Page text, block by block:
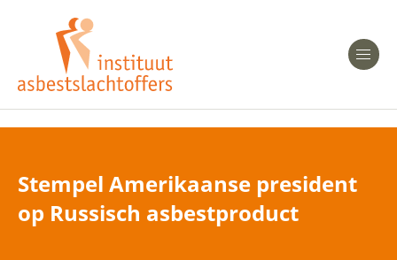
Heeft u Mesothelioom?
Heeft u Asbestose?
Bent u arts?
Asbest en Gezondheid
Stempel Amerikaanse president
op Russisch asbestproduct